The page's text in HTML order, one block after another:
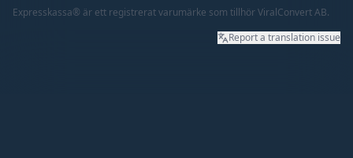
Expresskassa® är ett registrerat varumärke som tillhör ViralConvert AB.
Report a translation issue